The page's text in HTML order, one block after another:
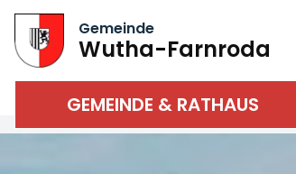
Gemeinde
Wutha-Farnroda
GEMEINDE & RATHAUS